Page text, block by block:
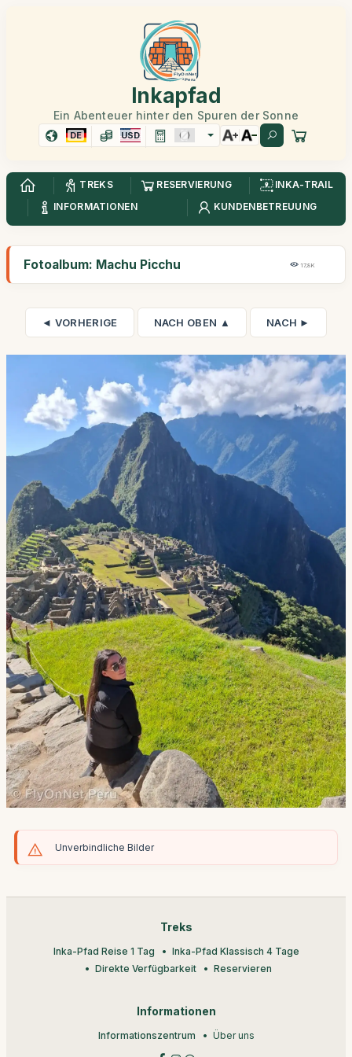
Inkapfad
Ein Abenteuer hinter den Spuren der Sonne
DE USD
TREKS RESERVIERUNG
INKA-TRAIL
INFORMATIONEN
KUNDENBETREUUNG
Fotoalbum: Machu Picchu 17,8K
◄ VORHERIGE NACH OBEN ▲ NACH ►
Unverbindliche Bilder
Treks
Inka-Pfad Reise 1 Tag
Inka-Pfad Klassisch 4 Tage
Direkte Verfügbarkeit
Reservieren
Informationen
Informationszentrum Über uns